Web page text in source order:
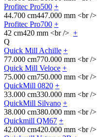
Profitec Pro500 +
44.700 cm447.000 mm <br />
Profitec Pro700 +
42 cm420 mm <br /> +
Q
Quick Mill Achille +
77.000 cm770.000 mm <br />
Quick Mill Veloce +
75.000 cm750.000 mm <br />
QuickMill 0820 +
33.000 cm330.000 mm <br />
QuickMill Silvano +
38.000 cm380.000 mm <br />
Quickmill QM67 +
42.000 cm420.000 mm <br />